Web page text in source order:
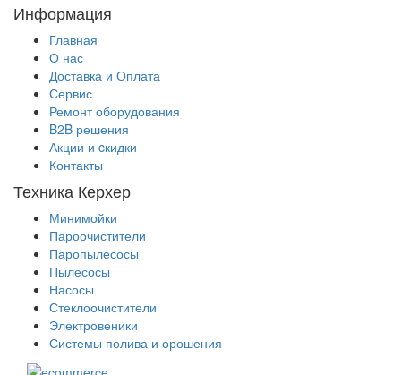
Информация
Главная
О нас
Доставка и Оплата
Сервис
Ремонт оборудования
B2B решения
Акции и cкидки
Контакты
Техника Керхер
Минимойки
Пароочистители
Паропылесосы
Пылесосы
Насосы
Стеклоочистители
Электровеники
Системы полива и орошения